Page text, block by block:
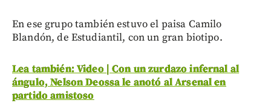
En ese grupo también estuvo el paisa Camilo
Blandón, de Estudiantil, con un gran biotipo.
Lea también: Video | Con un zurdazo infernal al
ángulo, Nelson Deossa le anotó al Arsenal en
partido amistoso